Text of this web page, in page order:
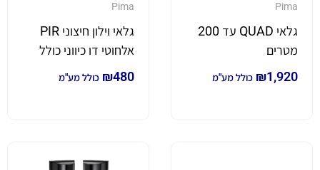
Pima
גלאי QUAD עד 200
מטרים
₪1,920 כולל מע"מ
Pima
גלאי וילון חיצוני PIR
אלחוטי דו כיווני כולל
₪480 כולל מע"מ